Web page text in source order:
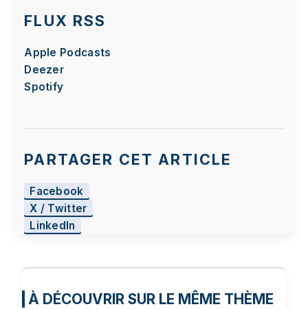
FLUX RSS
Apple Podcasts
Deezer
Spotify
PARTAGER CET ARTICLE
Facebook
X / Twitter
LinkedIn
À DÉCOUVRIR SUR LE MÊME THÈME